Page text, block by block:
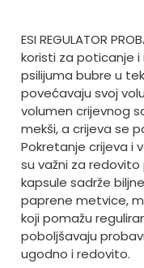
ESI REGULATOR
koristi za poticanje i
psilijuma bubre u
povećavaju svoj
volumen crijevnog
mekši, a crijeva se
Pokretanje crijeva i
su važni za redovito
kapsule sadrže
paprene metvice,
koji pomažu
poboljšavaju
ugodno i redovito.